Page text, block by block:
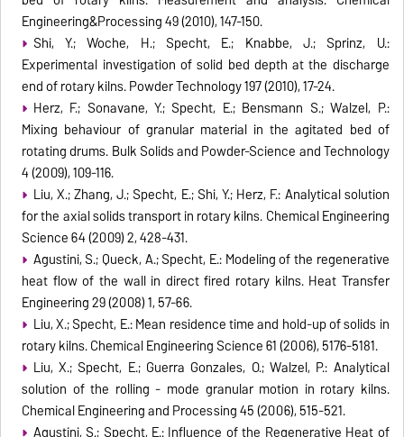
Engineering&Processing 49 (2010), 147-150.
Shi, Y.; Woche, H.; Specht, E.; Knabbe, J.; Sprinz, U.:
Experimental investigation of solid bed depth at the discharge
end of rotary kilns. Powder Technology 197 (2010), 17-24.
Herz, F.; Sonavane, Y.; Specht, E.; Bensmann S.; Walzel, P.:
Mixing behaviour of granular material in the agitated bed of
rotating drums. Bulk Solids and Powder-Science and Technology
4 (2009), 109-116.
Liu, X.; Zhang, J.; Specht, E.; Shi, Y.; Herz, F.: Analytical solution
for the axial solids transport in rotary kilns. Chemical Engineering
Science 64 (2009) 2, 428-431.
Agustini, S.; Queck, A.; Specht, E.: Modeling of the regenerative
heat flow of the wall in direct fired rotary kilns. Heat Transfer
Engineering 29 (2008) 1, 57-66.
Liu, X.; Specht, E.: Mean residence time and hold-up of solids in
rotary kilns. Chemical Engineering Science 61 (2006), 5176-5181.
Liu, X.; Specht, E.; Guerra Gonzales, O.; Walzel, P.: Analytical
solution of the rolling - mode granular motion in rotary kilns.
Chemical Engineering and Processing 45 (2006), 515-521.
Agustini, S.; Specht, E.: Influence of the Regenerative Heat of